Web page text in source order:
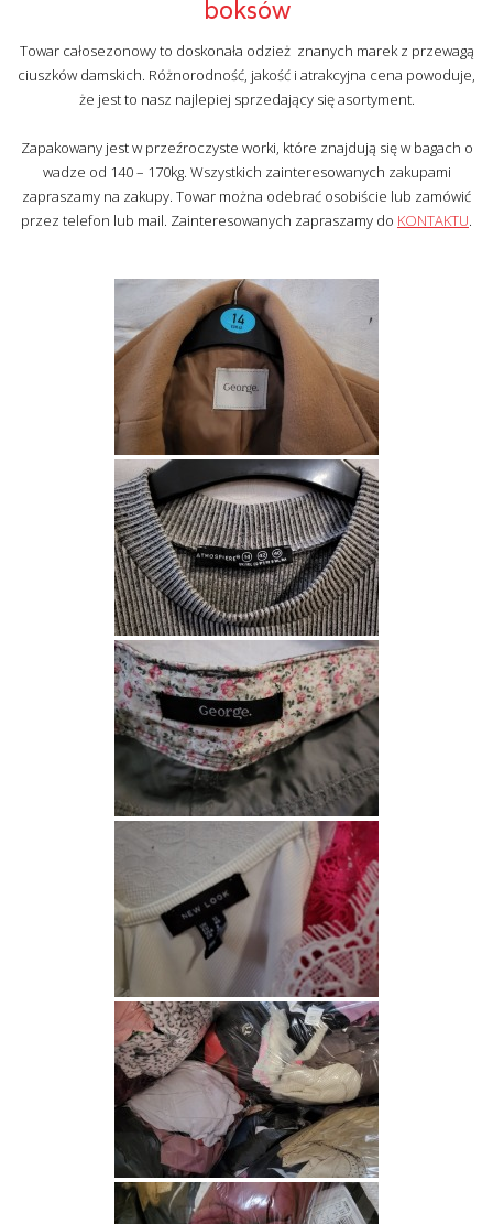
boksów
Towar całosezonowy to doskonała odzież znanych marek z przewagą
ciuszków damskich. Różnorodność, jakość i atrakcyjna cena powoduje,
że jest to nasz najlepiej sprzedający się asortyment.
Zapakowany jest w przeźroczyste worki, które znajdują się w bagach o
wadze od 140 – 170kg. Wszystkich zainteresowanych zakupami
zapraszamy na zakupy. Towar można odebrać osobiście lub zamówić
przez telefon lub mail. Zainteresowanych zapraszamy do KONTAKTU.